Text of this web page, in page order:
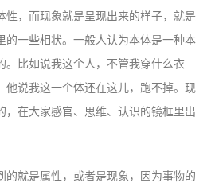
性，而现象就是呈现出来的样子，就是
的一些相状。一般人认为本体是一种本
。比如说我这个人，不管我穿什么衣
他说我这一个体还在这儿，跑不掉。现
，在大家感官、思维、认识的镜框里出
的就是属性，或者是现象，因为事物的